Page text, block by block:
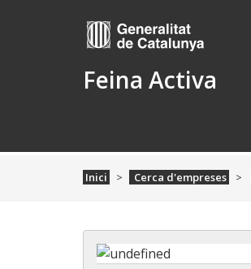
Feina Activa
Inici Cerca d'empreses